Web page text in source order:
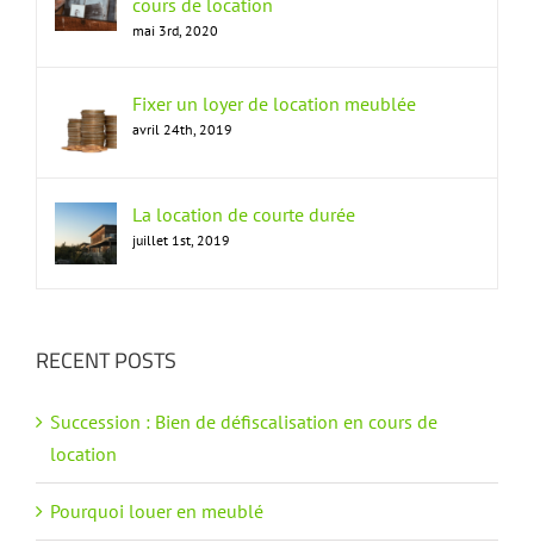
mai 3rd, 2020
Fixer un loyer de location meublée
avril 24th, 2019
La location de courte durée
juillet 1st, 2019
RECENT POSTS
Succession : Bien de défiscalisation en cours de
location
Pourquoi louer en meublé